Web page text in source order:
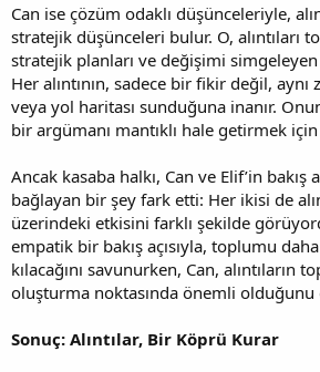
Can ise çözüm odaklı düşünceleriyle,
stratejik düşünceleri bulur. O, alıntıları
stratejik planları ve değişimi
Her alıntının, sadece bir fikir değil,
veya yol haritası sunduğuna inanır.
bir argümanı mantıklı hale getirmek
Ancak kasaba halkı, Can ve Elif’in bakış
bağlayan bir şey fark etti: Her ikisi de
üzerindeki etkisini farklı şekilde
empatik bir bakış açısıyla, toplumu daha
kılacağını savunurken, Can, alıntıların
oluşturma noktasında önemli olduğunu
Sonuç: Alıntılar, Bir Köprü Kurar